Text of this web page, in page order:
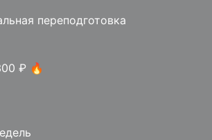
переподготовка
₽ 🔥